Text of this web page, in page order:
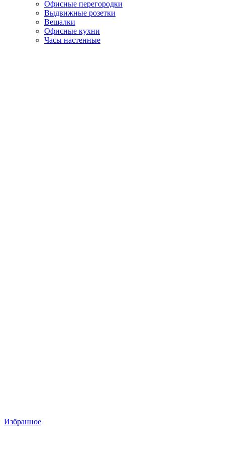
Офисные перегородки
Выдвижные розетки
Вешалки
Офисные кухни
Часы настенные
Избранное